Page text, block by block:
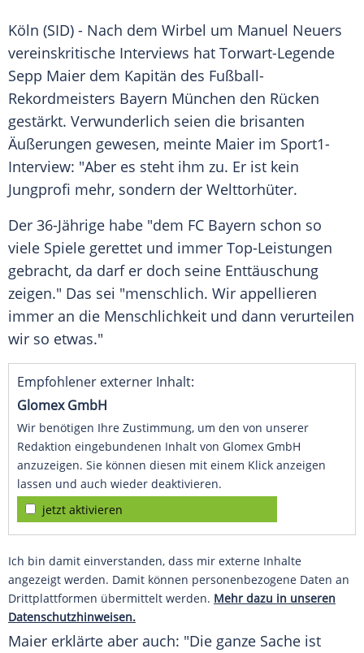
Köln (SID) - Nach dem Wirbel um Manuel Neuers
vereinskritische Interviews hat Torwart-Legende
Sepp Maier dem Kapitän des Fußball-
Rekordmeisters Bayern München den Rücken
gestärkt. Verwunderlich seien die brisanten
Äußerungen gewesen, meinte Maier im Sport1-
Interview: "Aber es steht ihm zu. Er ist kein
Jungprofi mehr, sondern der Welttorhüter.
Der 36-Jährige habe "dem FC Bayern schon so
viele Spiele gerettet und immer Top-Leistungen
gebracht, da darf er doch seine Enttäuschung
zeigen." Das sei "menschlich. Wir appellieren
immer an die Menschlichkeit und dann verurteilen
wir so etwas."
Empfohlener externer Inhalt:
Glomex GmbH
Wir benötigen Ihre Zustimmung, um den von unserer
Redaktion eingebundenen Inhalt von Glomex GmbH
anzuzeigen. Sie können diesen mit einem Klick anzeigen
lassen und auch wieder deaktivieren.
jetzt aktivieren
Ich bin damit einverstanden, dass mir externe Inhalte
angezeigt werden. Damit können personenbezogene Daten an
Drittplattformen übermittelt werden. Mehr dazu in unseren
Datenschutzhinweisen.
Maier erklärte aber auch: "Die ganze Sache ist